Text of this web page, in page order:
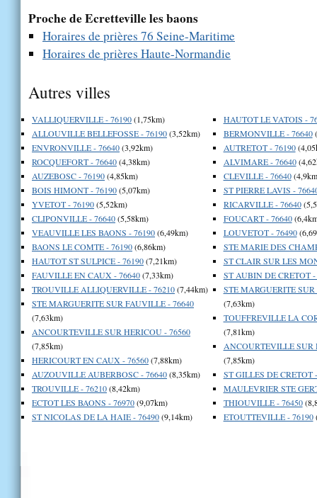
Proche de Ecretteville les baons
Horaires de prières 76 Seine-Maritime
Horaires de prières Haute-Normandie
Autres villes
VALLIQUERVILLE - 76190(1,75km)
ALLOUVILLE BELLEFOSSE - 76190(3,52km)
ENVRONVILLE - 76640(3,92km)
ROCQUEFORT - 76640(4,38km)
AUZEBOSC - 76190(4,85km)
BOIS HIMONT - 76190(5,07km)
YVETOT - 76190(5,52km)
CLIPONVILLE - 76640(5,58km)
VEAUVILLE LES BAONS - 76190(6,49km)
BAONS LE COMTE - 76190(6,86km)
HAUTOT ST SULPICE - 76190(7,21km)
FAUVILLE EN CAUX - 76640(7,33km)
TROUVILLE ALLIQUERVILLE - 76210(7,44km)
STE MARGUERITE SUR FAUVILLE - 76640
(7,63km)
ANCOURTEVILLE SUR HERICOU - 76560
(7,85km)
HERICOURT EN CAUX - 76560(7,88km)
AUZOUVILLE AUBERBOSC - 76640(8,35km)
TROUVILLE - 76210(8,42km)
ECTOT LES BAONS - 76970(9,07km)
ST NICOLAS DE LA HAIE - 76490(9,14km)
HAUTOT LE VATOIS -
BERMONVILLE - 76640
AUTRETOT - 76190
ALVIMARE - 76640
CLEVILLE - 76640
ST PIERRE LAVIS -
RICARVILLE - 76640
FOUCART - 76640
LOUVETOT - 76490
STE MARIE DES
ST CLAIR SUR LES
ST AUBIN DE CRETOT -
STE MARGUERITE
(7,63km)
TOUFFREVILLE LA
(7,81km)
ANCOURTEVILLE SUR
(7,85km)
ST GILLES DE CRETOT
MAULEVRIER STE
THIOUVILLE - 76450
ETOUTTEVILLE - 76190